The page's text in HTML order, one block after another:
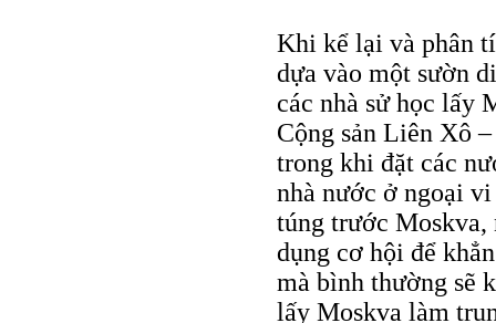
Khi kể lại và phân
dựa vào một sườn
các nhà sử học lấy
Cộng sản Liên Xô
trong khi đặt các
nhà nước ở ngoại
túng trước Moskva,
dụng cơ hội để
mà bình thường sẽ
lấy Moskva làm